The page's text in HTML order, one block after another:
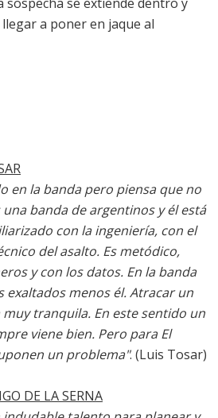
a poner en jaque al
en la banda pero piensa que no
banda de argentinos y él está
con la ingeniería, con el
del asalto. Es metódico,
y con los datos. En la banda
exaltados menos él. Atracar un
tranquila. En este sentido un
viene bien. Pero para El
un problema". (Luis Tosar)
DE LA SERNA